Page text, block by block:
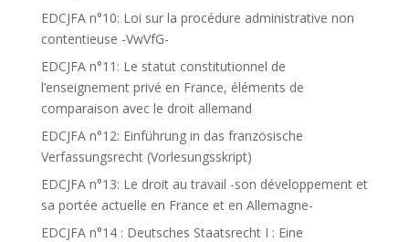
EDCJFA n°10: Loi sur la procédure administrative non
contentieuse -VwVfG-
EDCJFA n°11: Le statut constitutionnel de
l’enseignement privé en France, éléments de
comparaison avec le droit allemand
EDCJFA n°12: Einführung in das französische
Verfassungsrecht (Vorlesungsskript)
EDCJFA n°13: Le droit au travail -son développement et
sa portée actuelle en France et en Allemagne-
EDCJFA n°14 : Deutsches Staatsrecht I : Eine